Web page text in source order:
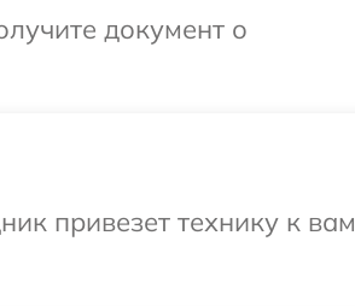
документ о
привезет технику к вам